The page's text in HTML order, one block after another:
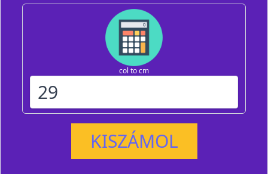
col to cm
KISZÁMOL